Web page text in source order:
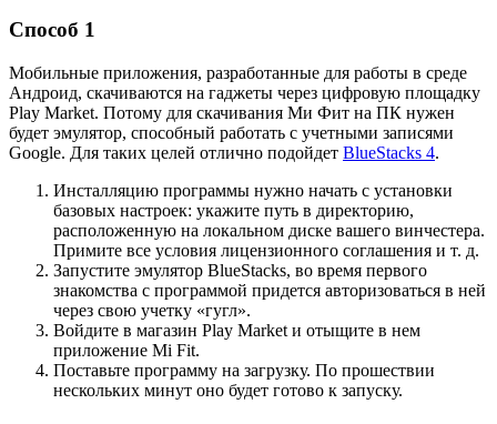
Способ 1
Мобильные приложения, разработанные для работы в среде
Андроид, скачиваются на гаджеты через цифровую площадку
Play Market. Потому для скачивания Ми Фит на ПК нужен
будет эмулятор, способный работать с учетными записями
Google. Для таких целей отлично подойдет BlueStacks 4.
Инсталляцию программы нужно начать с установки
базовых настроек: укажите путь в директорию,
расположенную на локальном диске вашего винчестера.
Примите все условия лицензионного соглашения и т. д.
Запустите эмулятор BlueStacks, во время первого
знакомства с программой придется авторизоваться в ней
через свою учетку «гугл».
Войдите в магазин Play Market и отыщите в нем
приложение Mi Fit.
Поставьте программу на загрузку. По прошествии
нескольких минут оно будет готово к запуску.